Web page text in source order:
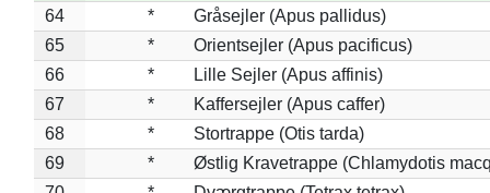
64
*
Gråsejler (Apus pallidus)
65
*
Orientsejler (Apus pacificus)
66
*
Lille Sejler (Apus affinis)
67
*
Kaffersejler (Apus caffer)
68
*
Stortrappe (Otis tarda)
69
*
Østlig Kravetrappe (Chlamydotis